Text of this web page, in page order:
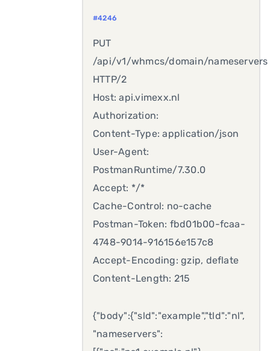
#4246
PUT
/api/v1/whmcs/domain/nameservers
HTTP/2
Host: api.vimexx.nl
Authorization:
Content-Type: application/json
User-Agent:
PostmanRuntime/7.30.0
Accept: */*
Cache-Control: no-cache
Postman-Token: fbd01b00-fcaa-
4748-9014-916156e157c8
Accept-Encoding: gzip, deflate
Content-Length: 215
{"body":{"sld":"example","tld":"nl",
"nameservers":